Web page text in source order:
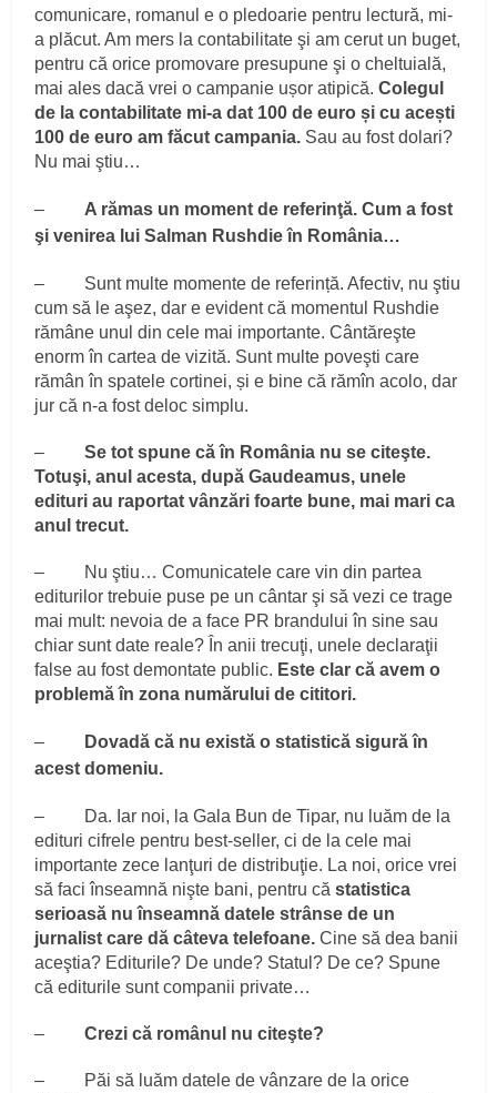
comunicare, romanul e o pledoarie pentru lectură, mi-
a plăcut. Am mers la contabilitate şi am cerut un buget,
pentru că orice promovare presupune şi o cheltuială,
mai ales dacă vrei o campanie ușor atipică.Colegul
de la contabilitate mi-a dat 100 de euro și cu acești
100 de euro am făcut campania. Sau au fost dolari?
Nu mai ştiu…
– A rămas un moment de referinţă. Cum a fost
şi venirea lui Salman Rushdie în România…
– Sunt multe momente de referință. Afectiv, nu ştiu
cum să le aşez, dar e evident că momentul Rushdie
rămâne unul din cele mai importante. Cântăreşte
enorm în cartea de vizită. Sunt multe poveşti care
rămân în spatele cortinei, și e bine că rămîn acolo, dar
jur că n-a fost deloc simplu.
–Se tot spune că în România nu se citeşte.
Totuşi, anul acesta, după Gaudeamus, unele
edituri au raportat vânzări foarte bune, mai mari ca
anul trecut.
– Nu ştiu… Comunicatele care vin din partea
editurilor trebuie puse pe un cântar şi să vezi ce trage
mai mult: nevoia de a face PR brandului în sine sau
chiar sunt date reale? În anii trecuţi, unele declaraţii
false au fost demontate public. Este clar că avem o
problemă în zona numărului de cititori.
–
Dovadă că nu există o statistică sigură în
acest domeniu.
– Da. Iar noi, la Gala Bun de Tipar, nu luăm de la
edituri cifrele pentru best-seller, ci de la cele mai
importante zece lanţuri de distribuţie. La noi, orice vrei
să faci înseamnă nişte bani, pentru căstatistica
serioasă nu înseamnă datele strânse de un
jurnalist care dă câteva telefoane. Cine să dea banii
aceştia? Editurile? De unde? Statul? De ce? Spune
că editurile sunt companii private…
–Crezi că românul nu citeşte?
– Păi să luăm datele de vânzare de la orice